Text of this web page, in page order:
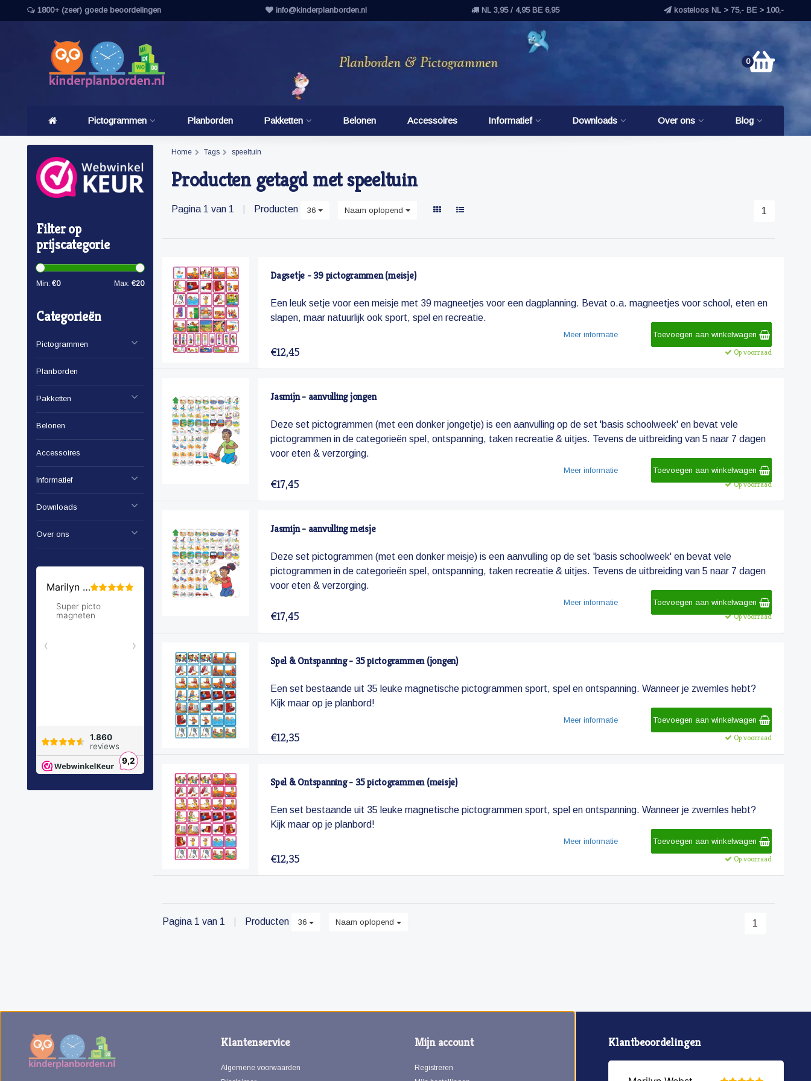
1800+ (zeer) goede beoordelingen info@kinderplanborden.nl NL 3,95 / 4,95 BE 6,95 kosteloos NL > 75,- BE > 100,-
0
Pictogrammen Planborden Pakketten Belonen Accessoires Informatief Downloads Over ons Blog
Filter op
prijscategorie
Min: €0 Max: €20
Categorieën
Pictogrammen
Planborden
Pakketten
Belonen
Accessoires
Informatief
Downloads
Over ons
Home Tags speeltuin
Producten getagd met speeltuin
Pagina 1 van 1 Producten 36 Naam oplopend 1
Dagsetje - 39 pictogrammen (meisje)
Een leuk setje voor een meisje met 39 magneetjes voor een dagplanning. Bevat o.a. magneetjes voor school, eten en
slapen, maar natuurlijk ook sport, spel en recreatie.
€12,45 Op voorraad
Toevoegen aan winkelwagen
Meer informatie
Jasmijn - aanvulling jongen
Deze set pictogrammen (met een donker jongetje) is een aanvulling op de set 'basis schoolweek' en bevat vele
pictogrammen in de categorieën spel, ontspanning, taken recreatie & uitjes. Tevens de uitbreiding van 5 naar 7 dagen
voor eten & verzorging.
€17,45 Op voorraad
Toevoegen aan winkelwagen
Meer informatie
Jasmijn - aanvulling meisje
Deze set pictogrammen (met een donker meisje) is een aanvulling op de set 'basis schoolweek' en bevat vele
pictogrammen in de categorieën spel, ontspanning, taken recreatie & uitjes. Tevens de uitbreiding van 5 naar 7 dagen
voor eten & verzorging.
€17,45 Op voorraad
Toevoegen aan winkelwagen
Meer informatie
Spel & Ontspanning - 35 pictogrammen (jongen)
Een set bestaande uit 35 leuke magnetische pictogrammen sport, spel en ontspanning. Wanneer je zwemles hebt?
Kijk maar op je planbord!
€12,35 Op voorraad
Toevoegen aan winkelwagen
Meer informatie
Spel & Ontspanning - 35 pictogrammen (meisje)
Een set bestaande uit 35 leuke magnetische pictogrammen sport, spel en ontspanning. Wanneer je zwemles hebt?
Kijk maar op je planbord!
€12,35 Op voorraad
Toevoegen aan winkelwagen
Meer informatie
Pagina 1 van 1 Producten 36 Naam oplopend 1
Klantenservice
Algemene voorwaarden
Mijn account
Registreren
Klantbeoordelingen